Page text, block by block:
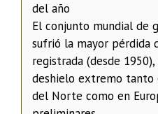
del año
El conjunto mundial de
sufrió la mayor pérdida
registrada (desde
deshielo extremo tanto
del Norte como en